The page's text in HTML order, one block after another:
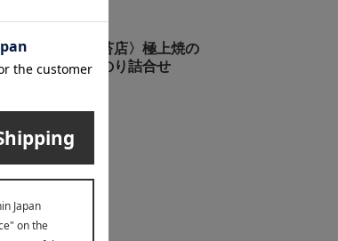
山形屋海苔店
〈山形屋海苔店〉極上焼の
り・極上味のり詰合せ